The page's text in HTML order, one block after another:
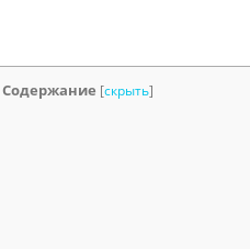
Содержание [скрыть]